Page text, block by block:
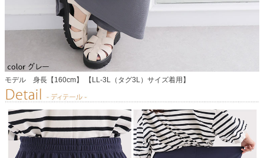
モデル 身長【160cm】 【LL-3L（タグ3L）サイズ着用】